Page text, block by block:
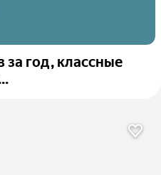
год, классные